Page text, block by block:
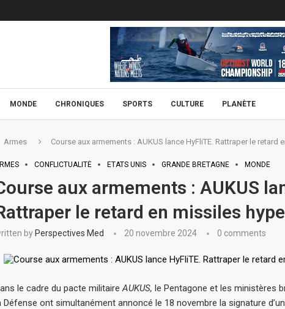
MONDE CHRONIQUES SPORTS CULTURE PLANÈTE
Armes Course aux armements : AUKUS lance HyFliTE. Rattraper le
CONFLICTUALITÉ ETATS UNIS GRANDE BRETAGNE MONDE
aux armements : AUKUS
le retard en missiles
by Perspectives Med 20 novembre 2024 0 comments
le cadre du pacte militaireAUKUS, le Pentagone et les ministères
Défense ont simultanément annoncé le 18 novembre la signature